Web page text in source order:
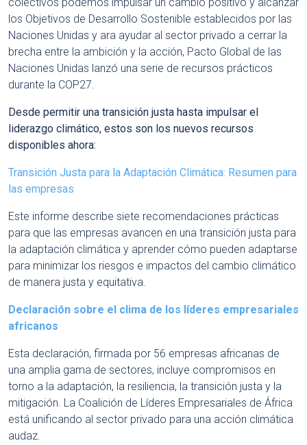
los Objetivos de Desarrollo Sostenible establecidos por las
Naciones Unidas y ara ayudar al sector privado a cerrar la
brecha entre la ambición y la acción, Pacto Global de las
Naciones Unidas lanzó una serie de recursos prácticos
durante la COP27.
Desde permitir una transición justa hasta impulsar el
liderazgo climático, estos son los nuevos recursos
disponibles ahora:
Transición Justa para la Adaptación Climática: Resumen para
las empresas
Este informe describe siete recomendaciones prácticas
para que las empresas avancen en una transición justa para
la adaptación climática y aprender cómo pueden adaptarse
para minimizar los riesgos e impactos del cambio climático
de manera justa y equitativa.
Declaración sobre el clima de los líderes empresariales
africanos
Esta declaración, firmada por 56 empresas africanas de
una amplia gama de sectores, incluye compromisos en
torno a la adaptación, la resiliencia, la transición justa y la
mitigación. La Coalición de Líderes Empresariales de África
está unificando al sector privado para una acción climática
audaz.